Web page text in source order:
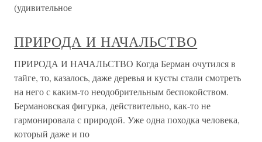
(удивительное
ПРИРОДА И НАЧАЛЬСТВО
ПРИРОДА И НАЧАЛЬСТВО Когда Берман очутился в
тайге, то, казалось, даже деревья и кусты стали смотреть
на него с каким-то неодобрительным беспокойством.
Бермановская фигурка, действительно, как-то не
гармонировала с природой. Уже одна походка человека,
который даже и по